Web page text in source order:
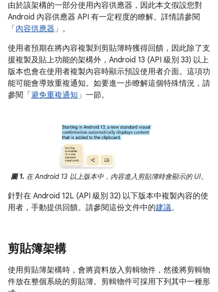
由於該架構的一部分使用內容供應器，因此本文假設您對
Android 內容供應器 API 有一定程度的瞭解。詳情請參閱
「 內容供應器」。
使用者預期在將內容複製到剪貼簿時獲得回饋，因此除了支
援複製及貼上功能的架構外，Android 13 (API 級別 33) 以上
版本也會在使用者複製內容時顯示預設使用者介面。這項功
能可能會導致重複通知。如要進一步瞭解這個特殊情況，請
參閱「 避免重複通知」一節。
圖 1. 在 Android 13 以上版本中，內容進入剪貼簿時會顯示的 UI。
針對在 Android 12L (API 級別 32) 以下版本中複製內容的使
用者，手動提供回饋。請參閱這份文件中的建議。
剪貼簿架構
使用剪貼簿架構時，會將資料放入剪輯物件，然後將剪輯物
件放在整個系統的剪貼簿。剪輯物件可採用下列其中一種形